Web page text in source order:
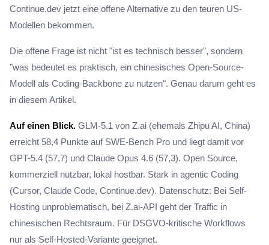
Continue.dev jetzt eine offene Alternative zu den teuren US-
Modellen bekommen.
Die offene Frage ist nicht "ist es technisch besser", sondern
"was bedeutet es praktisch, ein chinesisches Open-Source-
Modell als Coding-Backbone zu nutzen". Genau darum geht es
in diesem Artikel.
Auf einen Blick. GLM-5.1 von Z.ai (ehemals Zhipu AI, China)
erreicht 58,4 Punkte auf SWE-Bench Pro und liegt damit vor
GPT-5.4 (57,7) und Claude Opus 4.6 (57,3). Open Source,
kommerziell nutzbar, lokal hostbar. Stark in agentic Coding
(Cursor, Claude Code, Continue.dev). Datenschutz: Bei Self-
Hosting unproblematisch, bei Z.ai-API geht der Traffic in
chinesischen Rechtsraum. Für DSGVO-kritische Workflows
nur als Self-Hosted-Variante geeignet.